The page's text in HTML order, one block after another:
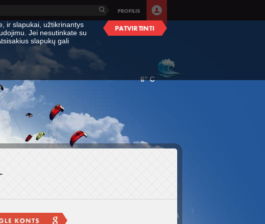
ir slapukai, užtikrinantys
Jei nesutinkate su
slapukų gali
6° C